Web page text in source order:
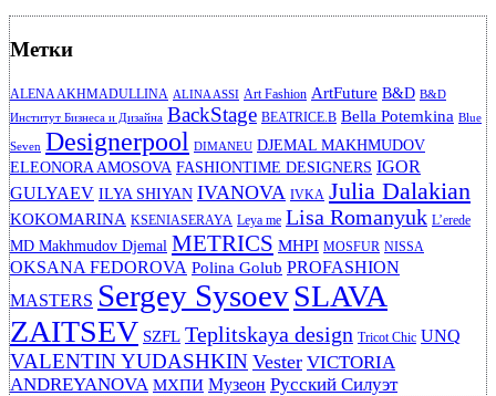
Метки
ALENA AKHMADULLINA ALINA ASSI Art Fashion ArtFuture B&D B&D
Институт Бизнеса и Дизайна BackStage BEATRICE.B Bella Potemkina Blue
Seven Designerpool DIMANEU DJEMAL MAKHMUDOV
ELEONORA AMOSOVA FASHIONTIME DESIGNERS IGOR
GULYAEV ILYA SHIYAN IVANOVA IVKA Julia Dalakian
KOKOMARINA KSENIASERAYA Leya me Lisa Romanyuk L’erede
MD Makhmudov Djemal METRICS MHPI MOSFUR NISSA
OKSANA FEDOROVA Polina Golub PROFASHION
MASTERS Sergey SysoevSLAVA
ZAITSEV SZFL Teplitskaya design Tricot Chic UNQ
VALENTIN YUDASHKIN Vester VICTORIA
ANDREYANOVA МХПИ Музеон Русский Силуэт